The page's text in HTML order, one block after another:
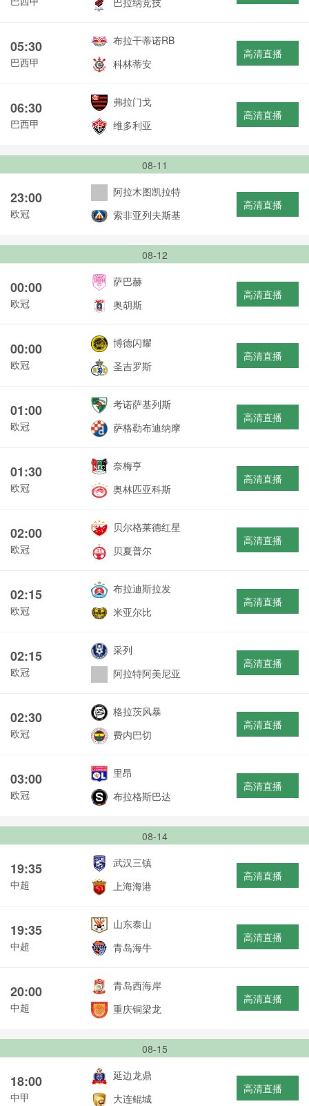
05:30
巴西甲
布拉干蒂诺RB
科林蒂安
高清直播
06:30
巴西甲
弗拉门戈
维多利亚
高清直播
08-11
23:00
欧冠
阿拉木图凯拉特
索非亚列夫斯基
高清直播
08-12
00:00
欧冠
萨巴赫
奥胡斯
高清直播
00:00
欧冠
博德闪耀
圣吉罗斯
高清直播
01:00
欧冠
考诺萨基列斯
萨格勒布迪纳摩
高清直播
01:30
欧冠
奈梅亨
奥林匹亚科斯
高清直播
02:00
欧冠
贝尔格莱德红星
贝夏普尔
高清直播
02:15
欧冠
布拉迪斯拉发
米亚尔比
高清直播
02:15
欧冠
采列
阿拉特阿美尼亚
高清直播
02:30
欧冠
格拉茨风暴
费内巴切
高清直播
03:00
欧冠
里昂
布拉格斯巴达
高清直播
08-14
19:35
中超
武汉三镇
上海海港
高清直播
19:35
中超
山东泰山
青岛海牛
高清直播
20:00
中超
青岛西海岸
重庆铜梁龙
高清直播
08-15
18:00
中甲
延边龙鼎
大连鲲城
高清直播